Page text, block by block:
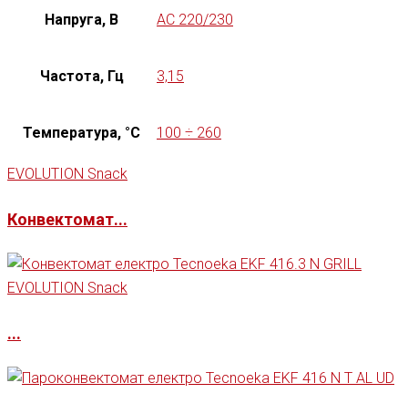
Напруга, В AC 220/230
Частота, Гц 3,15
Температура, °C 100 ÷ 260
EVOLUTION Snack
Конвектомат...
EVOLUTION Snack
...